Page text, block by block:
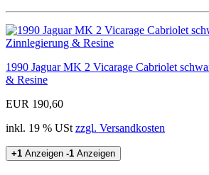
1990 Jaguar MK 2 Vicarage Cabriolet
& Resine
EUR 190,60
inkl. 19 % USt zzgl. Versandkosten
+1 Anzeigen -1 Anzeigen